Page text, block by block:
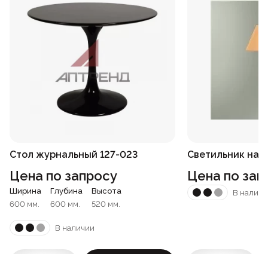
Стол журнальный 127-023
Цена по запросу
Ширина
600 мм.
Глубина
600 мм.
Высота
520 мм.
В наличии
Светильник
Цена по
В